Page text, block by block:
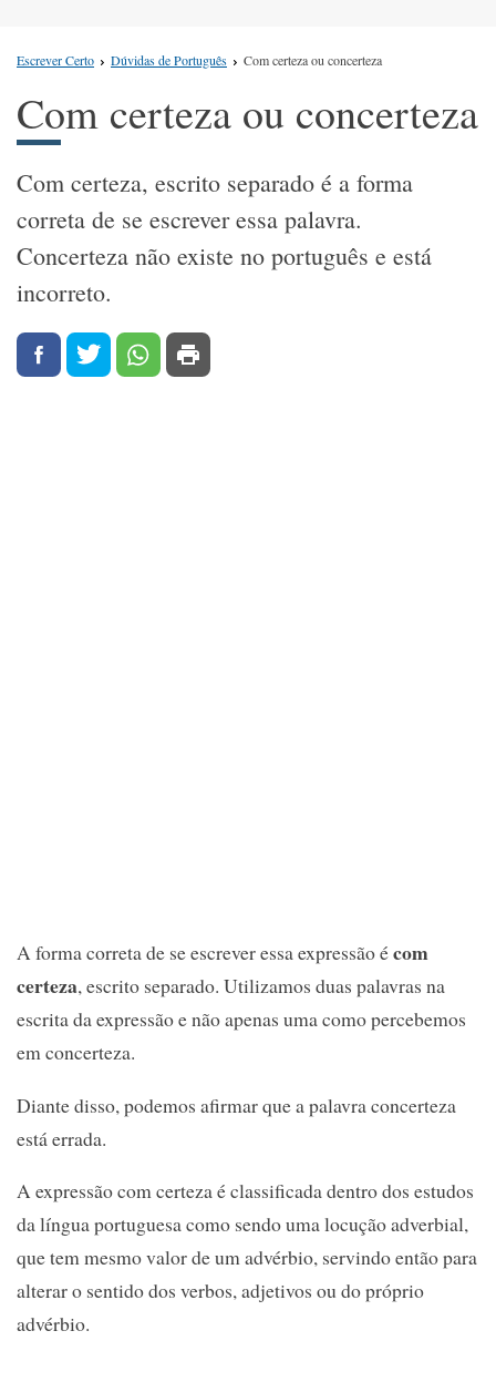
Escrever Certo Dúvidas de Português Com certeza ou concerteza
Com certeza ou concerteza
Com certeza, escrito separado é a forma
correta de se escrever essa palavra.
Concerteza não existe no português e está
incorreto.
A forma correta de se escrever essa expressão écom
certeza, escrito separado. Utilizamos duas palavras na
escrita da expressão e não apenas uma como percebemos
em concerteza.
Diante disso, podemos afirmar que a palavra concerteza
está errada.
A expressão com certeza é classificada dentro dos estudos
da língua portuguesa como sendo uma locução adverbial,
que tem mesmo valor de um advérbio, servindo então para
alterar o sentido dos verbos, adjetivos ou do próprio
advérbio.